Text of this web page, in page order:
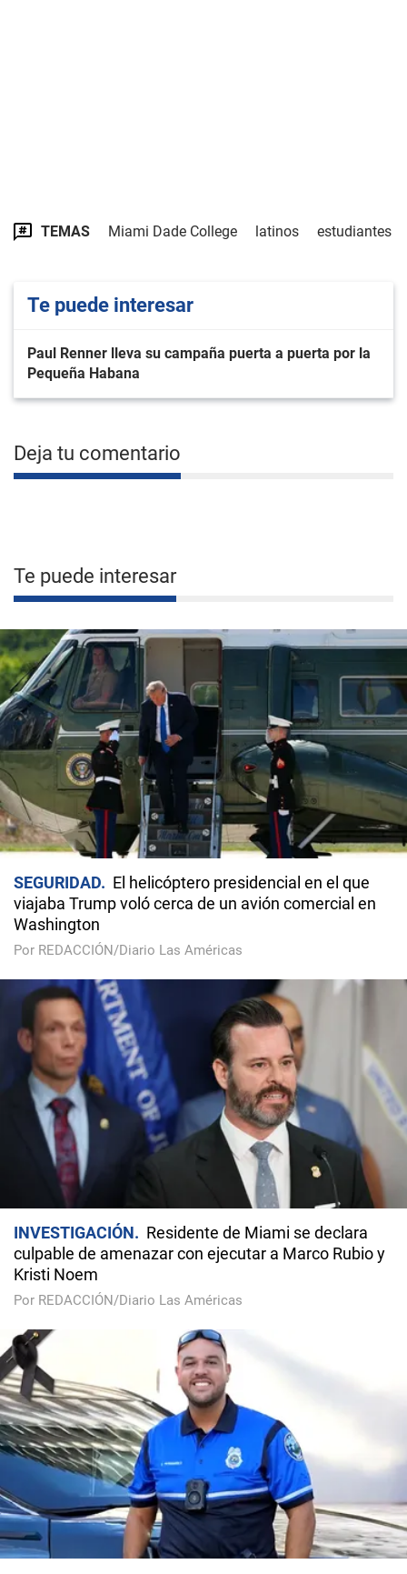
TEMAS Miami Dade College latinos estudiantes
Te puede interesar
Paul Renner lleva su campaña puerta a puerta por la
Pequeña Habana
Deja tu comentario
Te puede interesar
SEGURIDAD
El helicóptero presidencial en el que
viajaba Trump voló cerca de un avión comercial en
Washington
Por REDACCIÓN/Diario Las Américas
INVESTIGACIÓN
Residente de Miami se declara
culpable de amenazar con ejecutar a Marco Rubio y
Kristi Noem
Por REDACCIÓN/Diario Las Américas